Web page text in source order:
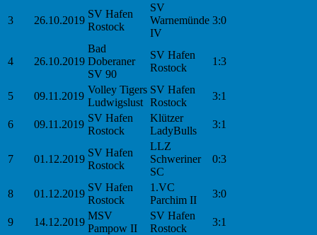
3 26.10.2019
SV Hafen
Rostock
SV
Warnemünde
IV
3:0
4 26.10.2019
Bad
Doberaner
SV 90
SV Hafen
Rostock
1:3
5 09.11.2019
Volley Tigers
Ludwigslust
SV Hafen
Rostock
3:1
6 09.11.2019
SV Hafen
Rostock
Klützer
LadyBulls
3:1
7 01.12.2019
SV Hafen
Rostock
LLZ
Schweriner
SC
0:3
8 01.12.2019
SV Hafen
Rostock
1.VC
Parchim II
3:0
9 14.12.2019
MSV
Pampow II
SV Hafen
Rostock
3:1